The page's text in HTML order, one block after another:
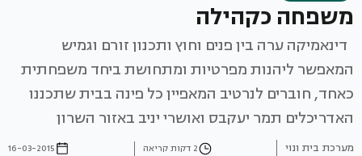
משפחה כקהילה
דינאמיקה ערה בין פנים וחוץ ותכנון זורם וגמיש
המאפשר ליהנות מפרטיות ומתחושת ביחד משפחתית
כאחד, חוברים לנרטיב המאפיין כל פינה בבית שתכננו
האדריכלים תמר יעקבס ואושרי יניב באזור השרון
מערכת בית ונוי 2 דקות קריאה 16-03-2015